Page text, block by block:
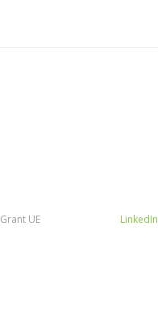
Grant UE LinkedIn